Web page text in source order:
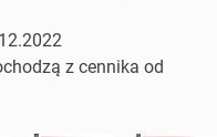
z cennika od